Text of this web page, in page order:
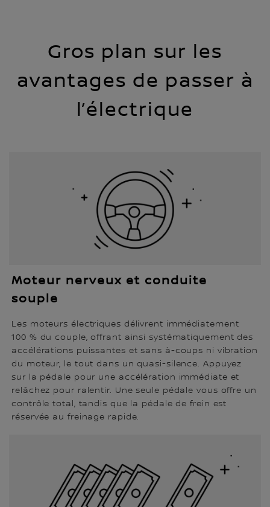
Gros plan sur les
avantages de passer à
l’électrique
Moteur nerveux et conduite
souple
Les moteurs électriques délivrent immédiatement
100 % du couple, offrant ainsi systématiquement des
accélérations puissantes et sans à-coups ni vibration
du moteur, le tout dans un quasi-silence. Appuyez
sur la pédale pour une accélération immédiate et
relâchez pour ralentir. Une seule pédale vous offre un
contrôle total, tandis que la pédale de frein est
réservée au freinage rapide.